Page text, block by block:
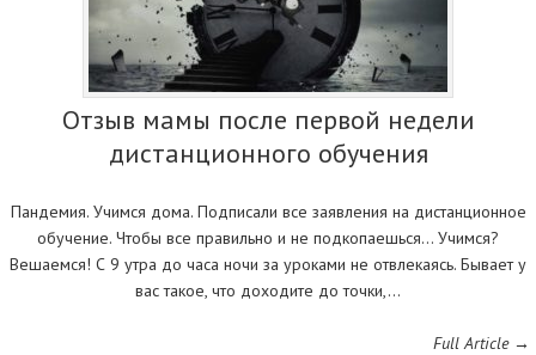
Отзыв мамы после первой недели
дистанционного обучения
Пандемия. Учимся дома. Подписали все заявления на дистанционное
обучение. Чтобы все правильно и не подкопаешься… Учимся?
Вешаемся! С 9 утра до часа ночи за уроками не отвлекаясь. Бывает у
вас такое, что доходите до точки,…
Full Article →